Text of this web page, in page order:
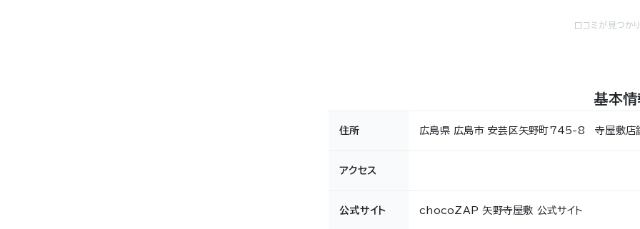
口コミが見つか
基本情
住所 広島県 広島市 安芸区矢野町745-8 寺屋敷
アクセス
公式サイト chocoZAP 矢野寺屋敷 公式サイト